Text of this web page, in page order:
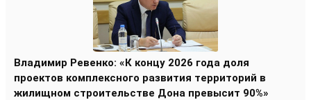
Владимир Ревенко: «К концу 2026 года доля
проектов комплексного развития территорий в
жилищном строительстве Дона превысит 90%»